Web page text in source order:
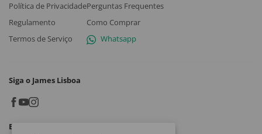
Política de Privacidade
Regulamento
Termos de Serviço
Perguntas Frequentes
Como Comprar
Whatsapp
Siga o James Lisboa
Baixe o App